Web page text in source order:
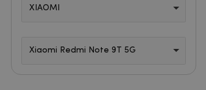
XIAOMI
Xiaomi Redmi Note 9T 5G